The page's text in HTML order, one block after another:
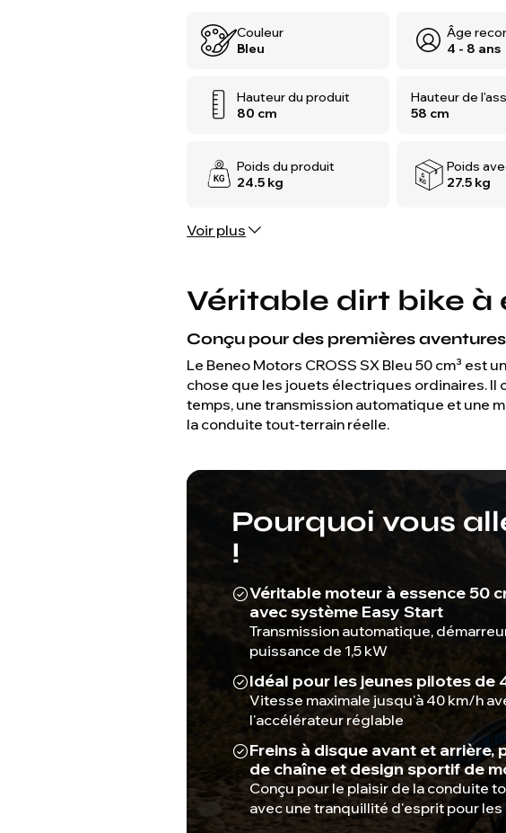
Couleur
Bleu
Âge
4 - 8 ans
Hauteur du produit
80 cm
Hauteur de
58 cm
Poids du produit
24.5 kg
Poids
27.5 kg
Voir plus
Véritable dirt bike à
Conçu pour des premières
Le Beneo Motors CROSS SX Bleu 50 cm³ est
chose que les jouets électriques ordinaires. Il
temps, une transmission automatique et une
la conduite tout-terrain réelle.
Pourquoi vous
!
Véritable moteur à essence 50
avec système Easy Start
Transmission automatique,
puissance de 1,5 kW
Idéal pour les jeunes pilotes de
Vitesse maximale jusqu'à 40 km/h
l'accélérateur réglable
Freins à disque avant et arrière,
de chaîne et design sportif de
Conçu pour le plaisir de la conduite
avec une tranquillité d'esprit pour les